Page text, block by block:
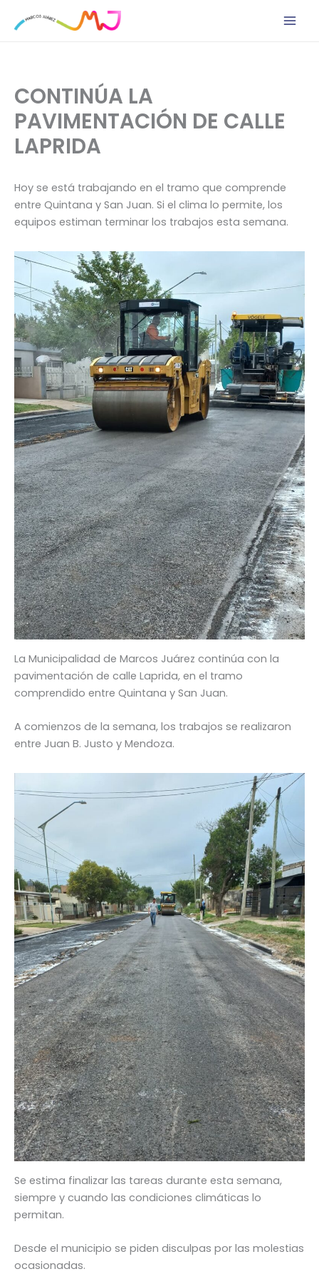
CONTINÚA LA
PAVIMENTACIÓN DE CALLE
LAPRIDA
Hoy se está trabajando en el tramo que comprende
entre Quintana y San Juan. Si el clima lo permite, los
equipos estiman terminar los trabajos esta semana.
La Municipalidad de Marcos Juárez continúa con la
pavimentación de calle Laprida, en el tramo
comprendido entre Quintana y San Juan.
A comienzos de la semana, los trabajos se realizaron
entre Juan B. Justo y Mendoza.
Se estima finalizar las tareas durante esta semana,
siempre y cuando las condiciones climáticas lo
permitan.
Desde el municipio se piden disculpas por las molestias
ocasionadas.